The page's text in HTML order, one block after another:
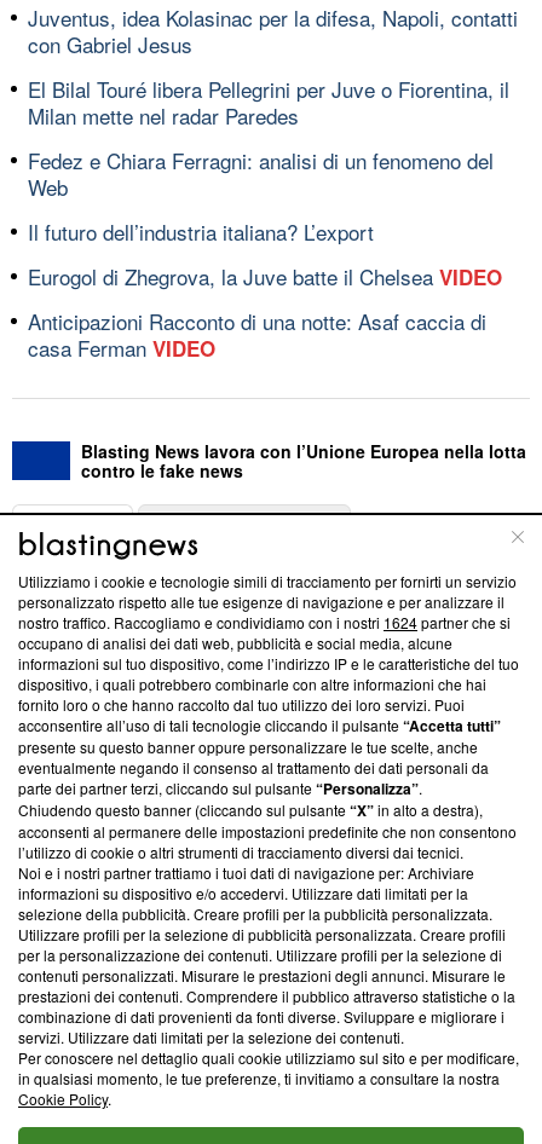
Juventus, idea Kolasinac per la difesa, Napoli, contatti
con Gabriel Jesus
El Bilal Touré libera Pellegrini per Juve o Fiorentina, il
Milan mette nel radar Paredes
Fedez e Chiara Ferragni: analisi di un fenomeno del
Web
Il futuro dell’industria italiana? L’export
Eurogol di Zhegrova, la Juve batte il Chelsea VIDEO
Anticipazioni Racconto di una notte: Asaf caccia di
casa Ferman VIDEO
Blasting News lavora con l’Unione Europea nella lotta
contro le fake news
ABOUT
Questa sezione offre informazioni trasparenti su Blasting
News, sui nostri processi editoriali e su come ci impegniamo a
creare news di qualità. Inoltre, afferma la nostra aderenza a
‘Trust Project - News with Integrity’Blasting News non è
ancora membro del programma, ma ha richiesto di farne
parte; Trust Project non ha ancora effettuato una verifica di
conformità agli standard.
Su di noi
Team editoriale
Corporate
Redazione
Informativa Privacy
Cookie Policy
Blasting SA, IDI CHE-247.845.224, Via Carlo Frasca, 3 - 6900
Lugano (Svizzera) Tel:+39 0690258937
© 2026 Blasting News
Utilizziamo i cookie e tecnologie simili di tracciamento per fornirti un servizio
personalizzato rispetto alle tue esigenze di navigazione e per analizzare il
nostro traffico. Raccogliamo e condividiamo con i nostri 1624partner che si
occupano di analisi dei dati web, pubblicità e social media, alcune
informazioni sul tuo dispositivo, come l’indirizzo IP e le caratteristiche del tuo
dispositivo, i quali potrebbero combinarle con altre informazioni che hai
fornito loro o che hanno raccolto dal tuo utilizzo dei loro servizi. Puoi
acconsentire all’uso di tali tecnologie cliccando il pulsante“Accetta tutti”
presente su questo banner oppure personalizzare le tue scelte, anche
eventualmente negando il consenso al trattamento dei dati personali da
parte dei partner terzi, cliccando sul pulsante“Personalizza”.
Chiudendo questo banner (cliccando sul pulsante“X”in alto a destra),
acconsenti al permanere delle impostazioni predefinite che non consentono
l’utilizzo di cookie o altri strumenti di tracciamento diversi dai tecnici.
Noi e i nostri partner trattiamo i tuoi dati di navigazione per: Archiviare
informazioni su dispositivo e/o accedervi. Utilizzare dati limitati per la
selezione della pubblicità. Creare profili per la pubblicità personalizzata.
Utilizzare profili per la selezione di pubblicità personalizzata. Creare profili
per la personalizzazione dei contenuti. Utilizzare profili per la selezione di
contenuti personalizzati. Misurare le prestazioni degli annunci. Misurare le
prestazioni dei contenuti. Comprendere il pubblico attraverso statistiche o la
combinazione di dati provenienti da fonti diverse. Sviluppare e migliorare i
servizi. Utilizzare dati limitati per la selezione dei contenuti.
Per conoscere nel dettaglio quali cookie utilizziamo sul sito e per modificare,
in qualsiasi momento, le tue preferenze, ti invitiamo a consultare la nostra
Cookie Policy.